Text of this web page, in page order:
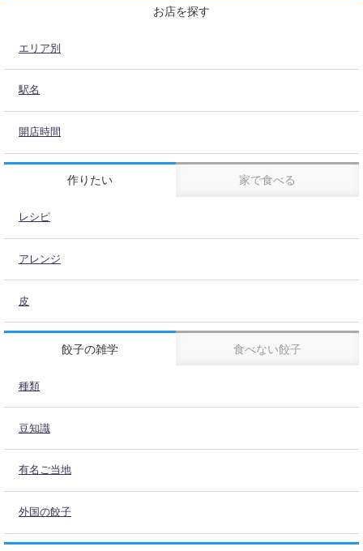
お店を探す
エリア別
駅名
開店時間
作りたい 家で食べる
レシピ
アレンジ
皮
餃子の雑学 食べない餃子
種類
豆知識
有名ご当地
外国の餃子